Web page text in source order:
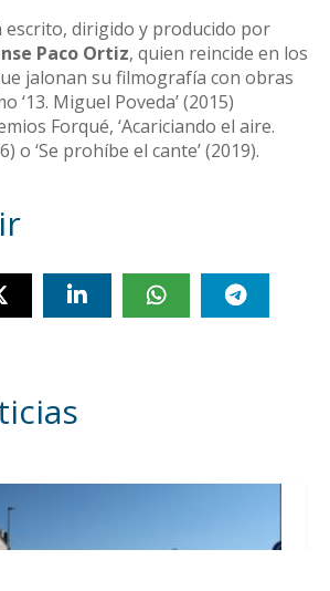
escrito, dirigido y producido por
Paco Ortiz, quien reincide en los
jalonan su filmografía con obras
‘13. Miguel Poveda’ (2015)
Forqué, ‘Acariciando el aire.
o ‘Se prohíbe el cante’ (2019).